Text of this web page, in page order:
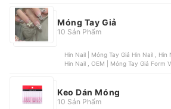
Móng Tay Giả
10 Sản Phẩm
Hin Nail | Móng Tay Giả Hin Nail , Hin Nail | Móng Tay Giả Đính Đá
Hin Nail , OEM | Móng Tay Giả Form
Keo Dán Móng
10 Sản Phẩm